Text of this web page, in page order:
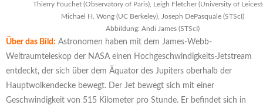
Thierry Fouchet (Observatory of Paris), Leigh Fletcher (University of
Michael H. Wong (UC Berkeley), Joseph DePasquale (STScI)
Abbildung: Andi James (STScI)
Über das Bild: Astronomen haben mit dem James-Webb-
Weltraumteleskop der NASA einen Hochgeschwindigkeits-Jetstream
entdeckt, der sich über dem Äquator des Jupiters oberhalb der
Hauptwolkendecke bewegt. Der Jet bewegt sich mit einer
Geschwindigkeit von 515 Kilometer pro Stunde. Er befindet sich in